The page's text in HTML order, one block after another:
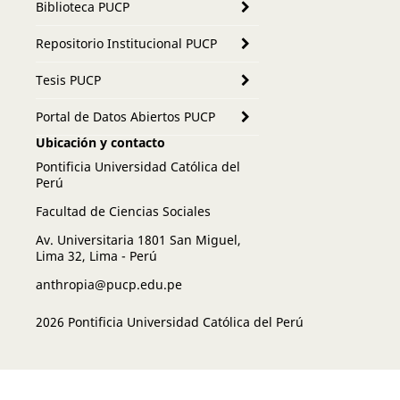
Biblioteca PUCP
Repositorio Institucional PUCP
Tesis PUCP
Portal de Datos Abiertos PUCP
Ubicación y contacto
Pontificia Universidad Católica del
Perú
Facultad de Ciencias Sociales
Av. Universitaria 1801 San Miguel,
Lima 32, Lima - Perú
anthropia@pucp.edu.pe
2026 Pontificia Universidad Católica del Perú